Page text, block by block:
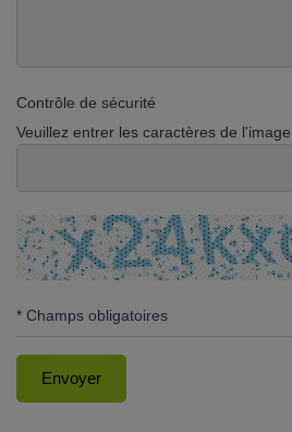
Contrôle de sécurité
Veuillez entrer les caractères de
* Champs obligatoires